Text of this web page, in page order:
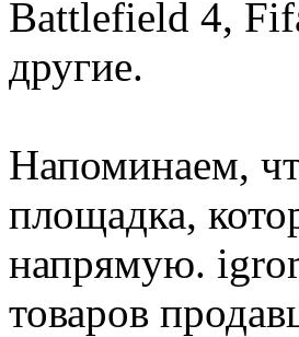
Battlefield 4,
другие.
Напоминаем,
площадка,
напрямую.
товаров